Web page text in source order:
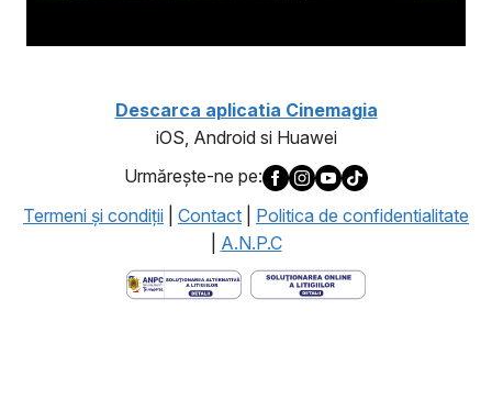
Descarca aplicatia Cinemagia
iOS, Android si Huawei
Urmăreşte-ne pe:
Termeni şi condiţii
Contact
Politica de confidentialitate
A.N.P.C